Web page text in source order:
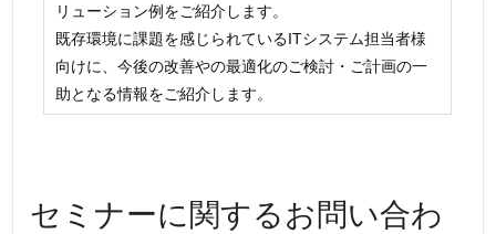
リューション例をご紹介します。
既存環境に課題を感じられているITシステム担当者様
向けに、今後の改善やの最適化のご検討・ご計画の一
助となる情報をご紹介します。
セミナーに関するお問い合わ